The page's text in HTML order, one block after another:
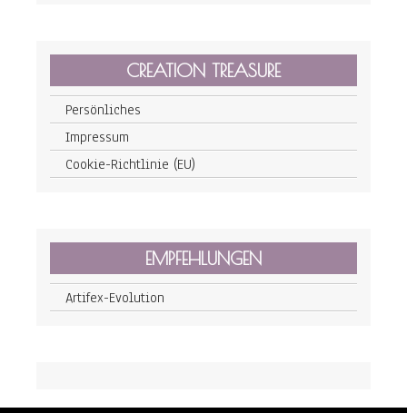
CREATION TREASURE
Persönliches
Impressum
Cookie-Richtlinie (EU)
EMPFEHLUNGEN
Artifex-Evolution